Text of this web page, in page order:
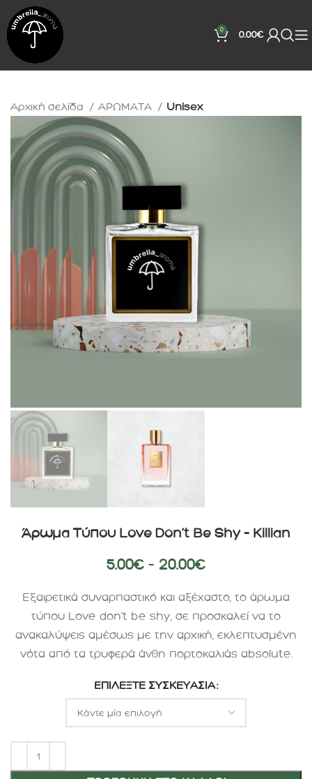
0 0.00€
Αρχική σελίδα ΑΡΩΜΑΤΑ Unisex
Άρωμα Τύπου Love Don’t Be Shy – Killian
5.00€ – 20.00€
Εξαιρετικά συναρπαστικό και αξέχαστο, το άρωμα
τύπου Love don’t be shy, σε προσκαλεί να το
ανακαλύψεις αμέσως με την αρχική, εκλεπτυσμένη
νότα από τα τρυφερά άνθη πορτοκαλιάς absolute.
ΕΠΙΛΈΞΤΕ ΣΥΣΚΕΥΑΣΊΑ